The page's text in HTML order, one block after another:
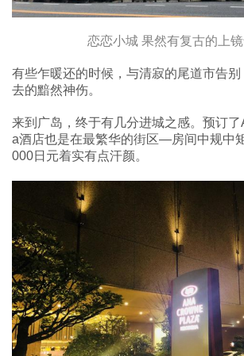
恋恋小城 果然有复古的上
有些乍暖还的时候，与清寂的尾道市告别
去的黯然神伤。
来到广岛，终于有几分进城之感。预订
a酒店也是在最繁华的街区—房间中规中
000日元着实有点汗颜。